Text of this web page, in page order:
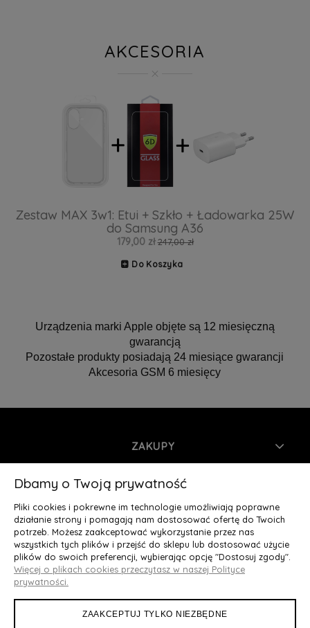
AKCESORIA
Zestaw MAX 3w1: Etui + Szkło + Ładowarka 25W
do Samsung A36
179,00 zł 247,00 zł
Do Koszyka
Urządzenia marki Apple objęte są 12 miesięczną
gwarancją
Pozostałe produkty posiadają 24 miesiące gwarancji
Akcesoria GSM 6 miesięcy
ZAKUPY
INFORMACJE
MOJE KONTO
O NAS
Deluxury.pl
Dbamy o Twoją prywatność
Pliki cookies i pokrewne im technologie umożliwiają poprawne
działanie strony i pomagają nam dostosować ofertę do Twoich
potrzeb. Możesz zaakceptować wykorzystanie przez nas
wszystkich tych plików i przejść do sklepu lub dostosować użycie
plików do swoich preferencji, wybierając opcję "Dostosuj zgody".
Więcej o plikach cookies przeczytasz w naszej Polityce
prywatności.
ZAAKCEPTUJ TYLKO NIEZBĘDNE